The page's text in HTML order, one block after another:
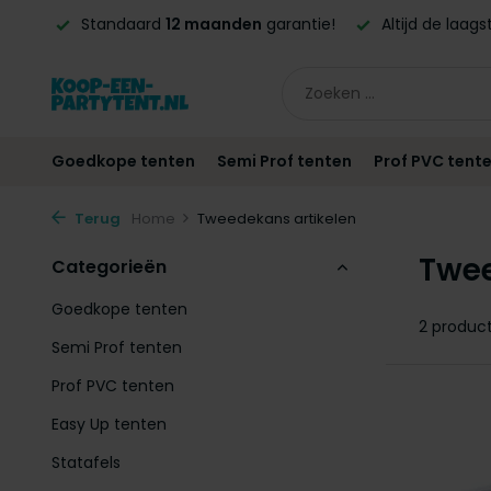
Standaard 12 maanden garantie! Altijd de
Goedkope tenten Semi Prof tenten Prof PVC
Terug Home Tweedekans artikelen
Categorieën
Goedkope tenten
Semi Prof tenten
Prof PVC tenten
Easy Up tenten
Statafels
2